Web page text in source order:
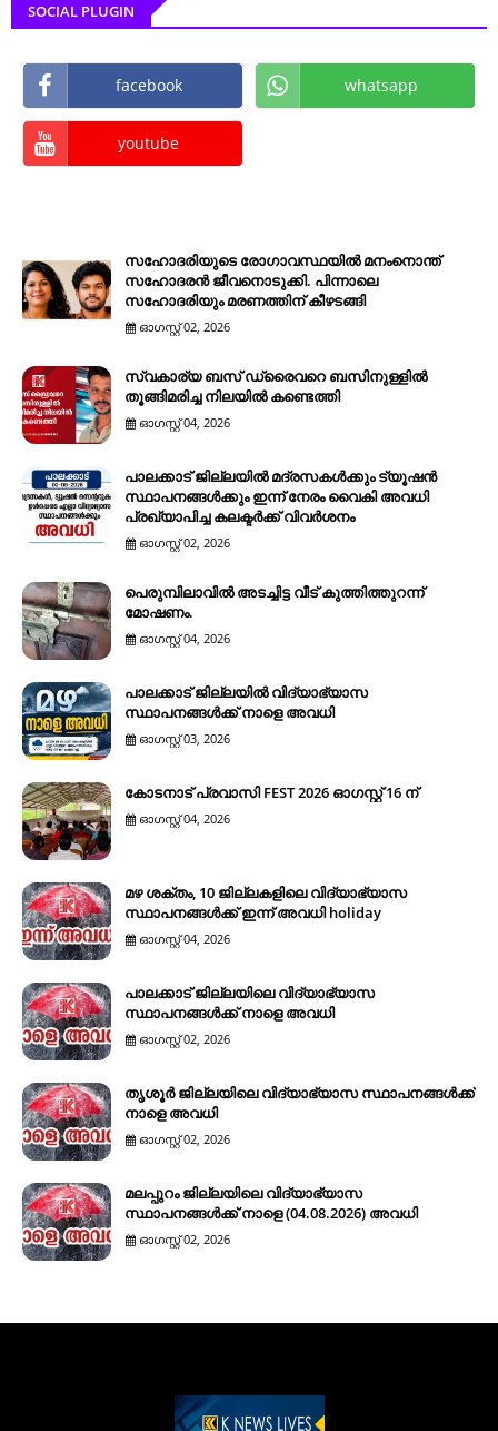
SOCIAL PLUGIN
facebook whatsapp
youtube
സഹോദരിയുടെ രോഗാവസ്ഥയിൽ മനംനൊന്ത്
സഹോദരൻ ജീവനൊടുക്കി. പിന്നാലെ
സഹോദരിയും മരണത്തിന് കീഴടങ്ങി
ഓഗസ്റ്റ് 02, 2026
സ്വകാര്യ ബസ് ഡ്രൈവറെ ബസിനുള്ളിൽ
തൂങ്ങിമരിച്ച നിലയിൽ കണ്ടെത്തി
ഓഗസ്റ്റ് 04, 2026
പാലക്കാട് ജില്ലയിൽ മദ്രസകൾക്കും ട്യൂഷൻ
സ്ഥാപനങ്ങൾക്കും ഇന്ന് നേരം വൈകി അവധി
പ്രഖ്യാപിച്ച കലക്ടർക്ക് വിവർശനം
ഓഗസ്റ്റ് 02, 2026
പെരുമ്പിലാവിൽ അടച്ചിട്ട വീട് കുത്തിത്തുറന്ന്
മോഷണം.
ഓഗസ്റ്റ് 04, 2026
പാലക്കാട് ജില്ലയിൽ വിദ്യാഭ്യാസ
സ്ഥാപനങ്ങൾക്ക് നാളെ അവധി
ഓഗസ്റ്റ് 03, 2026
കോടനാട് പ്രവാസി FEST 2026 ഓഗസ്റ്റ് 16 ന്
ഓഗസ്റ്റ് 04, 2026
മഴ ശക്തം, 10 ജില്ലകളിലെ വിദ്യാഭ്യാസ
സ്ഥാപനങ്ങൾക്ക് ഇന്ന് അവധി holiday
ഓഗസ്റ്റ് 04, 2026
പാലക്കാട് ജില്ലയിലെ വിദ്യാഭ്യാസ
സ്ഥാപനങ്ങൾക്ക് നാളെ അവധി
ഓഗസ്റ്റ് 02, 2026
തൃശൂർ ജില്ലയിലെ വിദ്യാഭ്യാസ സ്ഥാപനങ്ങൾക്ക്
നാളെ അവധി
ഓഗസ്റ്റ് 02, 2026
മലപ്പുറം ജില്ലയിലെ വിദ്യാഭ്യാസ
സ്ഥാപനങ്ങൾക്ക് നാളെ (04.08.2026) അവധി
ഓഗസ്റ്റ് 02, 2026